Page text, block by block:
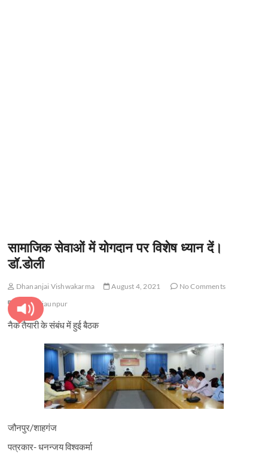
सामाजिक सेवाओं में योगदान पर विशेष ध्यान दें।
डॉ.डोली
Dhananjai Vishwakarma August 4, 2021
No Comments
Vbspu jaunpur
नैक तैयारी के संबंध में हुई बैठक
जौनपुर/शाहगंज
पत्रकार- धनन्जय विश्वकर्मा